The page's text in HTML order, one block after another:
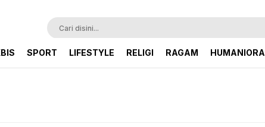
SPORT LIFESTYLE RELIGI RAGAM HUMANIORA